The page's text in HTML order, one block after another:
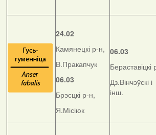
24.02
Камянецкі р-н,
В.Пракапчук
06.03
Брэсцкі р-н,
Я.Місіюк
06.03
Бераставіцкі
Дз.Вінчэўскі і
інш.